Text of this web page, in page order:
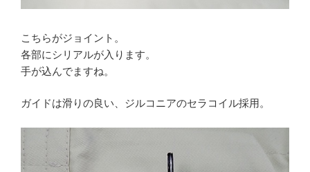
こちらがジョイント。
各部にシリアルが入ります。
手が込んでますね。
ガイドは滑りの良い、ジルコニアのセラコイル採用。